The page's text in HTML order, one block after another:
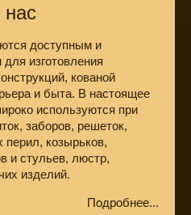
доступным и
изготовления
кованой
и быта. В настоящее
используются при
заборов, решеток,
козырьков,
и стульев, люстр,
изделий.
Подробнее...